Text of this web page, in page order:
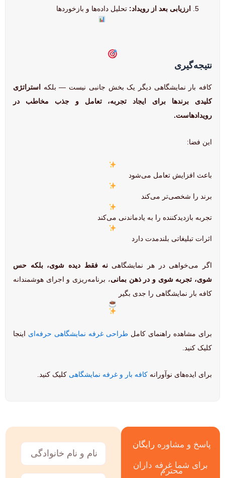
ارزیابی بعد از رویداد: تحلیل داده‌ها و بازخوردها
نتیجه‌گیری
کافه بار نمایشگاهی دیگر یک بخش جانبی نیست — بلکه
استراتژی
کلیدی برندها برای ایجاد تجربه، تعامل و جذب مخاطب در
رویدادهاست.
این فضا:
باعث افزایش تعامل می‌شود
برند را شخصی‌تر می‌کند
تجربه بازدیدکننده را به یادماندنی می‌کند
اثرات تبلیغاتی بلندمدت دارد
اگر می‌خواهی در هر نمایشگاهینه فقط دیده شوی، بلکه حس
شوی، تجربه شوی و در ذهن بمانی، برنامه‌ریزی و اجرای هوشمندانه
کافه بار نمایشگاهی را جدی بگیر
برای مشاهده راهنمای کامل طراحی غرفه نمایشگاهی حرفه‌ای اینجا
کلیک کنید.
برای ایده‌های نوآورانه کافه بار و غرفه نمایشگاهی کلیک کنید.
پاسخ و مشاورهرایگان
برای شما غرفه داران
محترم
نام
نام